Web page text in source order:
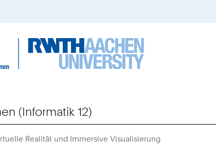
(Informatik 12)
Realität und Immersive Visualisierung